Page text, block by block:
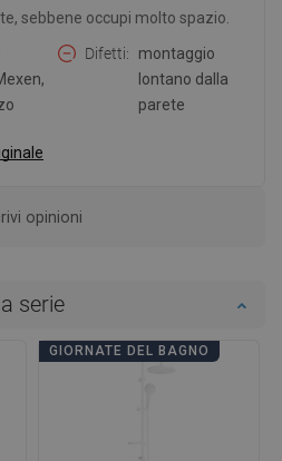
sebbene occupi molto spazio.
Difetti
montaggio
lontano dalla
parete
opinioni
serie
GIORNATE DEL BAGNO